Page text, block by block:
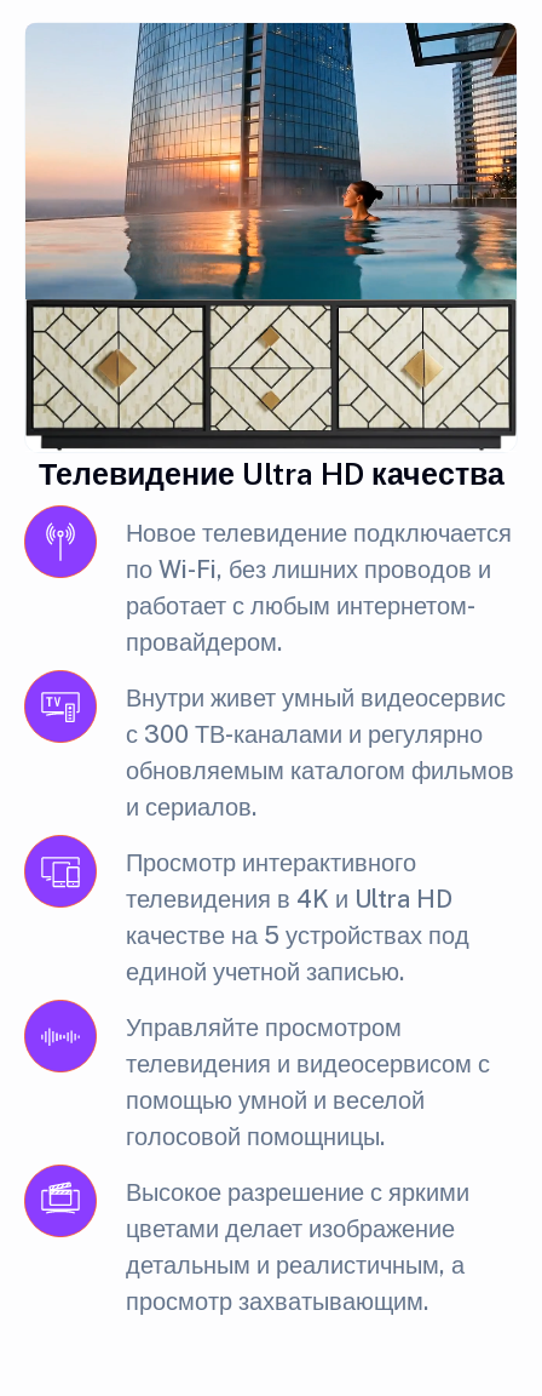
Телевидение Ultra HD качества
Новое телевидение подключается
по Wi-Fi, без лишних проводов и
работает с любым интернетом-
провайдером.
Внутри живет умный видеосервис
с 300 ТВ-каналами и регулярно
обновляемым каталогом фильмов
и сериалов.
Просмотр интерактивного
телевидения в 4K и Ultra HD
качестве на 5 устройствах под
единой учетной записью.
Управляйте просмотром
телевидения и видеосервисом с
помощью умной и веселой
голосовой помощницы.
Высокое разрешение с яркими
цветами делает изображение
детальным и реалистичным, а
просмотр захватывающим.